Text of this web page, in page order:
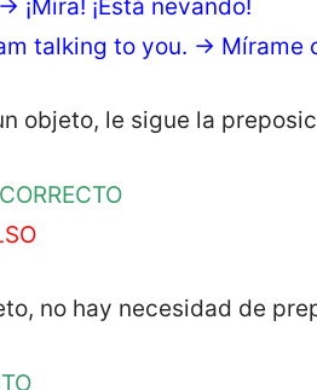
¡Mira! ¡Está nevando!
talking to you. → Mírame
objeto, le sigue la
no hay necesidad de